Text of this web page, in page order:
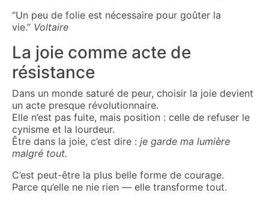
“Un peu de folie est nécessaire pour goûter la
vie.” Voltaire
La joie comme acte de
résistance
Dans un monde saturé de peur, choisir la joie devient
un acte presque révolutionnaire.
Elle n’est pas fuite, mais position : celle de refuser le
cynisme et la lourdeur.
Être dans la joie, c’est dire : je garde ma lumière
malgré tout.
C’est peut-être la plus belle forme de courage.
Parce qu’elle ne nie rien — elle transforme tout.